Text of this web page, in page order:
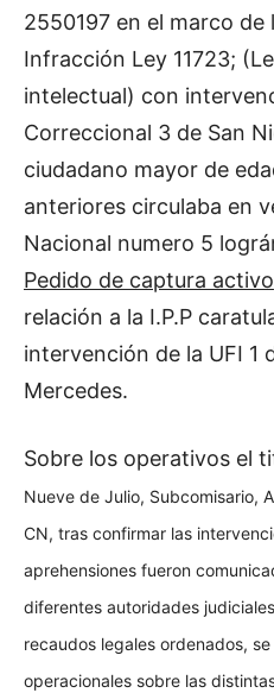
2550197 en el marco de
Infracción Ley 11723;
intelectual) con
Correccional 3 de San
ciudadano mayor de
anteriores circulaba en
Nacional numero 5
Pedido de captura activo
relación a la I.P.P
intervención de la UFI 1
Mercedes.
Sobre los operativos el
Nueve de Julio, Subcomisario,
CN, tras confirmar las
aprehensiones fueron
diferentes autoridades
recaudos legales ordenados,
operacionales sobre las